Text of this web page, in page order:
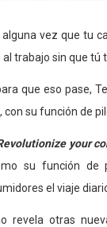
alguna vez que tu
trabajo sin que tú
que eso pase,
con su función de
your
su función de
el viaje
revela otras